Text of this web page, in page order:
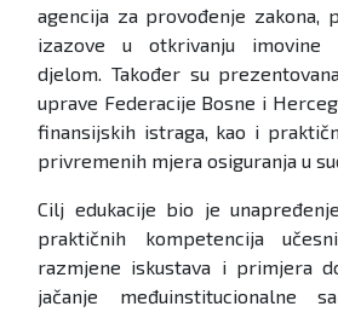
agencija za provođenje zakona,
izazove u otkrivanju imovine
djelom. Također su
uprave Federacije Bosne i
finansijskih istraga, kao i
privremenih mjera osiguranja u
Cilj edukacije bio je
praktičnih kompetencija
razmjene iskustava i primjera
jačanje međuinstitucionalne